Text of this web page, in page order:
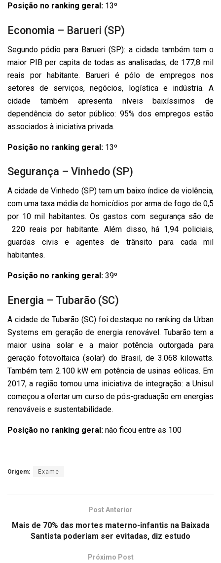
Posição no ranking geral: 13º
Economia – Barueri (SP)
Segundo pódio para Barueri (SP): a cidade também tem o
maior PIB per capita de todas as analisadas, de 177,8 mil
reais por habitante. Barueri é pólo de empregos nos
setores de serviços, negócios, logística e indústria. A
cidade também apresenta níveis baixíssimos de
dependência do setor público: 95% dos empregos estão
associados à iniciativa privada.
Posição no ranking geral: 13º
Segurança – Vinhedo (SP)
A cidade de Vinhedo (SP) tem um baixo índice de violência,
com uma taxa média de homicídios por arma de fogo de 0,5
por 10 mil habitantes. Os gastos com segurança são de
220 reais por habitante. Além disso, há 1,94 policiais,
guardas civis e agentes de trânsito para cada mil
habitantes.
Posição no ranking geral: 39º
Energia – Tubarão (SC)
A cidade de Tubarão (SC) foi destaque no ranking da Urban
Systems em geração de energia renovável. Tubarão tem a
maior usina solar e a maior potência outorgada para
geração fotovoltaica (solar) do Brasil, de 3.068 kilowatts.
Também tem 2.100 kW em potência de usinas eólicas. Em
2017, a região tomou uma iniciativa de integração: a Unisul
começou a ofertar um curso de pós-graduação em energias
renováveis e sustentabilidade.
Posição no ranking geral: não ficou entre as 100
Origem: Exame
Post Anterior
Mais de 70% das mortes materno-infantis na Baixada
Santista poderiam ser evitadas, diz estudo
Próximo Post